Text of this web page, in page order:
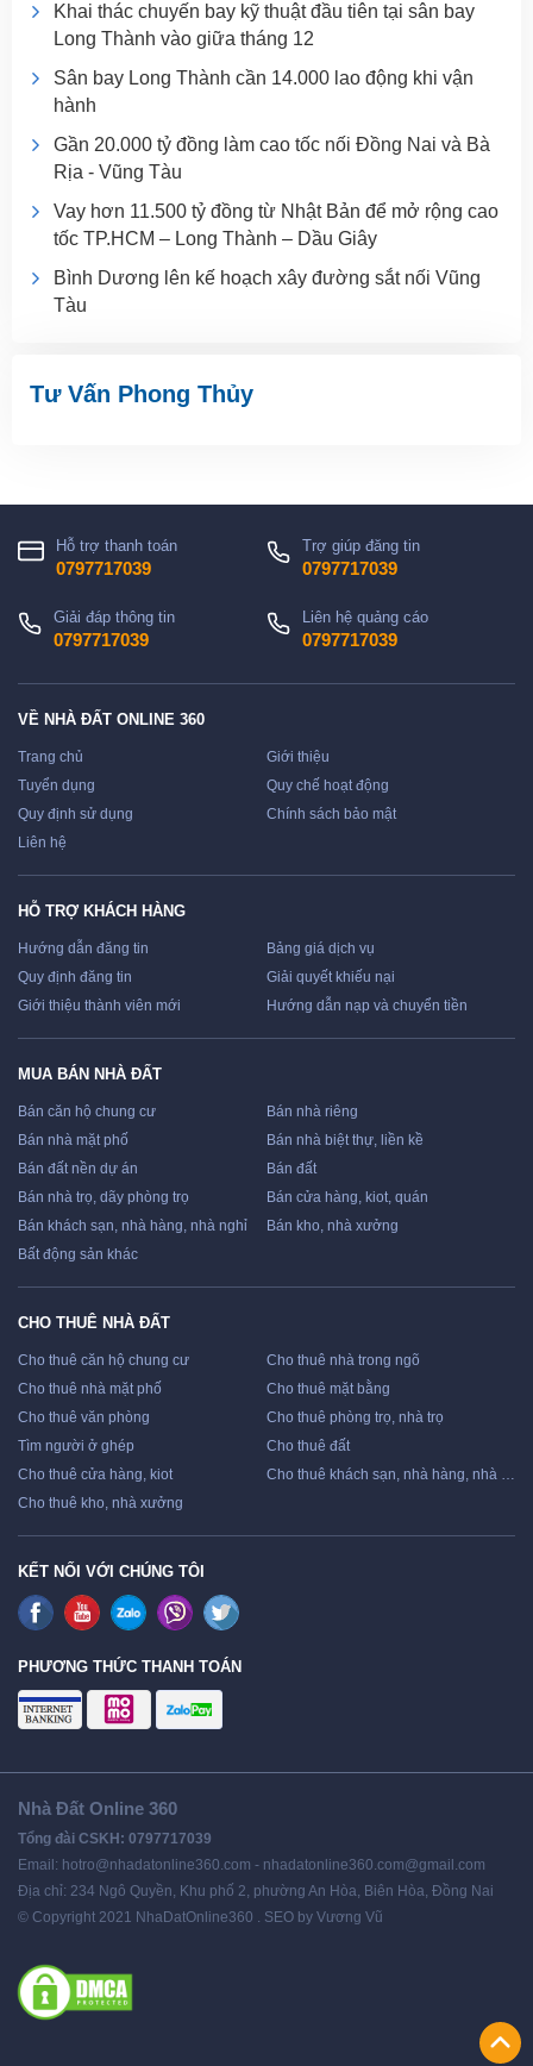
Khai thác chuyến bay kỹ thuật đầu tiên tại sân bay
Long Thành vào giữa tháng 12
Sân bay Long Thành cần 14.000 lao động khi vận
hành
Gần 20.000 tỷ đồng làm cao tốc nối Đồng Nai và Bà
Rịa - Vũng Tàu
Vay hơn 11.500 tỷ đồng từ Nhật Bản để mở rộng cao
tốc TP.HCM – Long Thành – Dầu Giây
Bình Dương lên kế hoạch xây đường sắt nối Vũng
Tàu
Tư Vấn Phong Thủy
Hỗ trợ thanh toán
0797717039
Trợ giúp đăng tin
0797717039
Giải đáp thông tin
0797717039
Liên hệ quảng cáo
0797717039
VỀ NHÀ ĐẤT ONLINE 360
Trang chủ
Giới thiệu
Tuyển dụng
Quy chế hoạt động
Quy định sử dụng
Chính sách bảo mật
Liên hệ
HỖ TRỢ KHÁCH HÀNG
Hướng dẫn đăng tin
Bảng giá dịch vụ
Quy định đăng tin
Giải quyết khiếu nại
Giới thiệu thành viên mới
Hướng dẫn nạp và chuyển tiền
MUA BÁN NHÀ ĐẤT
Bán căn hộ chung cư
Bán nhà riêng
Bán nhà mặt phố
Bán nhà biệt thự, liền kề
Bán đất nền dự án
Bán đất
Bán nhà trọ, dãy phòng trọ
Bán cửa hàng, kiot, quán
Bán khách sạn, nhà hàng, nhà nghỉ
Bán kho, nhà xưởng
Bất động sản khác
CHO THUÊ NHÀ ĐẤT
Cho thuê căn hộ chung cư
Cho thuê nhà trong ngõ
Cho thuê nhà mặt phố
Cho thuê mặt bằng
Cho thuê văn phòng
Cho thuê phòng trọ, nhà trọ
Tìm người ở ghép
Cho thuê đất
Cho thuê cửa hàng, kiot
Cho thuê khách sạn, nhà hàng, nhà nghỉ
Cho thuê kho, nhà xưởng
KẾT NỐI VỚI CHÚNG TÔI
PHƯƠNG THỨC THANH TOÁN
Nhà Đất Online 360
Tổng đài CSKH: 0797717039
Email: hotro@nhadatonline360.com - nhadatonline360.com@gmail.com
Địa chỉ: 234 Ngô Quyền, Khu phố 2, phường An Hòa, Biên Hòa, Đồng Nai
© Copyright 2021 NhaDatOnline360 . SEO by Vương Vũ